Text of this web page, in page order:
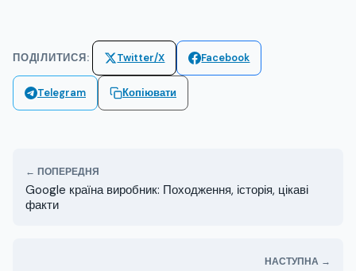
ПОДІЛИТИСЯ: Twitter/X Facebook
Telegram Копіювати
← ПОПЕРЕДНЯ
Google країна виробник: Походження, історія, цікаві
факти
НАСТУПНА →